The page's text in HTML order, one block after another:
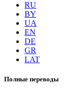
RU
BY
UA
EN
DE
GR
LAT
Полные переводы